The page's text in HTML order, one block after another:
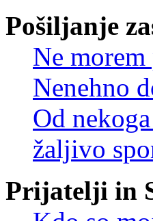
Pošiljanje
Ne
Nenehno
Od
žaljivo
Prijatelji in